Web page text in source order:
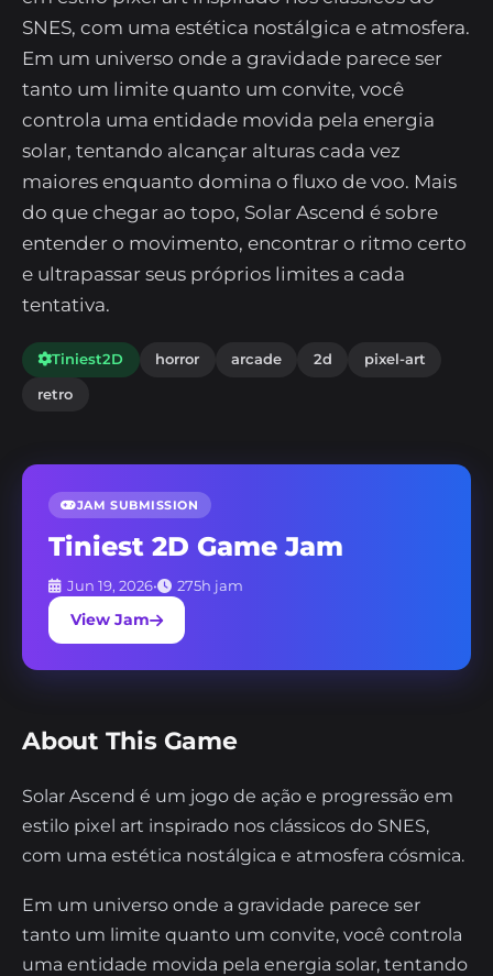
SNES, com uma estética nostálgica e atmosfera.
Em um universo onde a gravidade parece ser
tanto um limite quanto um convite, você
controla uma entidade movida pela energia
solar, tentando alcançar alturas cada vez
maiores enquanto domina o fluxo de voo. Mais
do que chegar ao topo, Solar Ascend é sobre
entender o movimento, encontrar o ritmo certo
e ultrapassar seus próprios limites a cada
tentativa.
Tiniest2D horror arcade 2d
pixel-art
retro
JAM SUBMISSION
Tiniest 2D Game Jam
Jun 19, 2026• 275h jam
View Jam
About This Game
Solar Ascend é um jogo de ação e progressão em
estilo pixel art inspirado nos clássicos do SNES,
com uma estética nostálgica e atmosfera cósmica.
Em um universo onde a gravidade parece ser
tanto um limite quanto um convite, você controla
uma entidade movida pela energia solar, tentando